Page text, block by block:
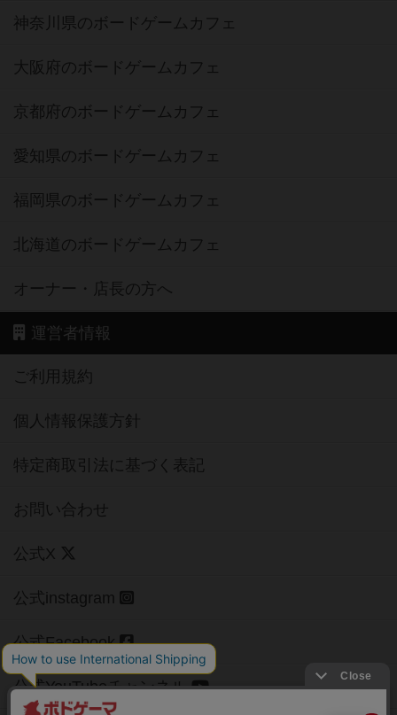
神奈川県のボードゲームカフェ
大阪府のボードゲームカフェ
京都府のボードゲームカフェ
愛知県のボードゲームカフェ
福岡県のボードゲームカフェ
北海道のボードゲームカフェ
オーナー・店長の方へ
運営者情報
ご利用規約
個人情報保護方針
特定商取引法に基づく表記
お問い合わせ
公式X
公式instagram
公式Facebook
公式YouTubeチャンネル